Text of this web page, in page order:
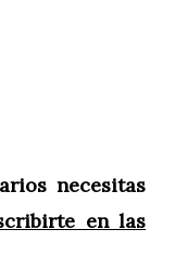
necesitas
en las